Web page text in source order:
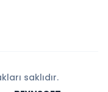
saklıdır.